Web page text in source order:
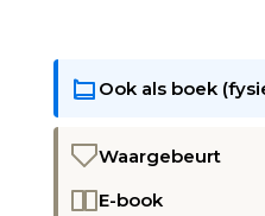
Ook als boek
Waargebeurt
E-book